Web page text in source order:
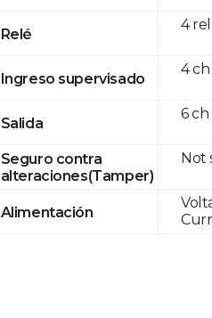
Relé
Ingreso supervisado
Salida
Seguro contra
alteraciones(Tamper)
Alimentación
4
4 ch
6 ch
Not